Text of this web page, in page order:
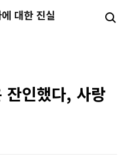
대한 진실
잔인했다, 사랑